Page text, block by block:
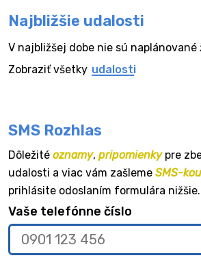
Najbližšie udalosti
V najbližšej dobe nie sú
Zobraziť všetky udalosti
SMS Rozhlas
Dôležité oznamy, pripomienkypre
udalosti a viac vám zašleme SMS-kou
prihlásite odoslaním formulára nižšie.
Vaše telefónne číslo